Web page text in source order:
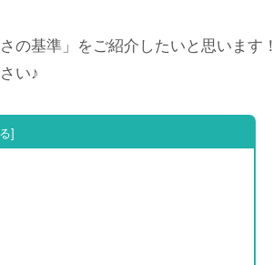
の基準」をご紹介したいと思います！
い♪